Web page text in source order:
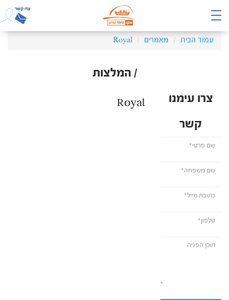
עמוד הבית מאמרים Royal
/ המלצות
צרו עימנו
קשר
Royal